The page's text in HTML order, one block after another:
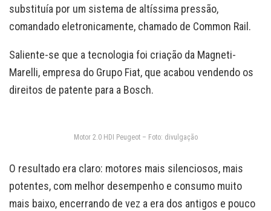
substituía por um sistema de altíssima pressão,
comandado eletronicamente, chamado de Common Rail.
Saliente-se que a tecnologia foi criação da Magneti-
Marelli, empresa do Grupo Fiat, que acabou vendendo os
direitos de patente para a Bosch.
Motor 2.0 HDI Peugeot – Foto: divulgação
O resultado era claro: motores mais silenciosos, mais
potentes, com melhor desempenho e consumo muito
mais baixo, encerrando de vez a era dos antigos e pouco